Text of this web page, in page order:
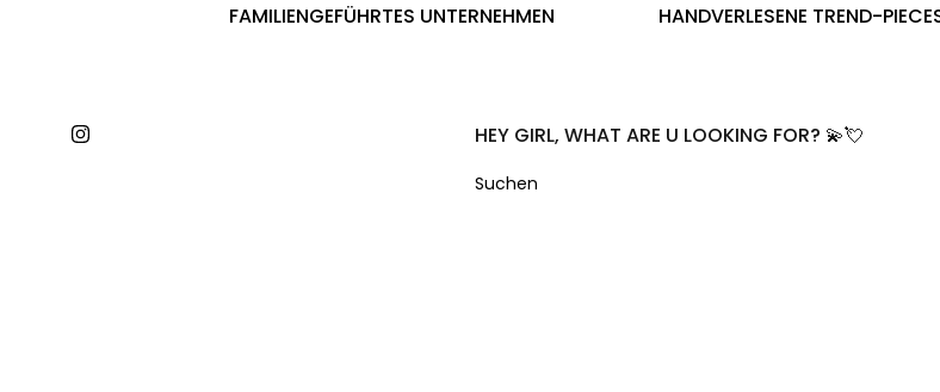
FAMILIENGEFÜHRTES UNTERNEHMEN HANDVERLESENE TREND-
Instagram HEY GIRL, WHAT ARE U LOOKING FOR? 💫💘
Suchen